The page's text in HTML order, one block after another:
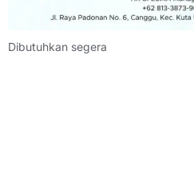
Dibutuhkan segera